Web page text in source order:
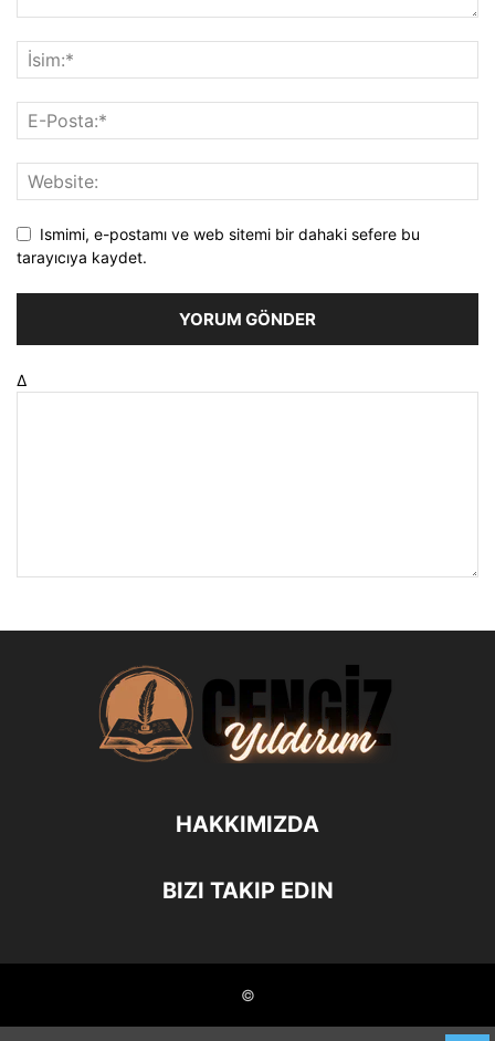
Ismimi, e-postamı ve web sitemi bir dahaki sefere bu
tarayıcıya kaydet.
Δ
HAKKIMIZDA
BIZI TAKIP EDIN
©